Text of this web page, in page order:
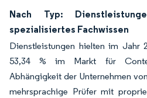
Nach Typ:
spezialisiertes Fachwissen
Dienstleistungen hielten im Jahr
53,34 % im Markt für
Abhängigkeit der Unternehmen
mehrsprachige Prüfer mit